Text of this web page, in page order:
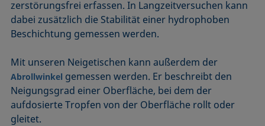
zerstörungsfrei erfassen. In Langzeitversuchen kann
dabei zusätzlich die Stabilität einer hydrophoben
Beschichtung gemessen werden.
Mit unseren Neigetischen kann außerdem der
Abrollwinkel gemessen werden. Er beschreibt den
Neigungsgrad einer Oberfläche, bei dem der
aufdosierte Tropfen von der Oberfläche rollt oder
gleitet.